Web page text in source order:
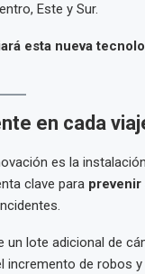
Este y Sur.
esta nueva
en cada
es la
clave para
un lote adicional de
incremento de robos